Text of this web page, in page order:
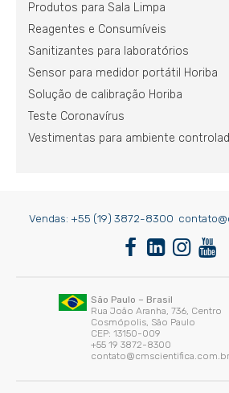
Produtos para Sala Limpa
Reagentes e Consumíveis
Sanitizantes para laboratórios
Sensor para medidor portátil Horiba
Solução de calibração Horiba
Teste Coronavírus
Vestimentas para ambiente
Vendas: +55 (19) 3872-8300
São Paulo – Brasil
Rua João Aranha, 736, Centro
Cosmópolis, São Paulo
CEP: 13150-009
+55 19 3872-8300
contato@cmscientifica.com.br